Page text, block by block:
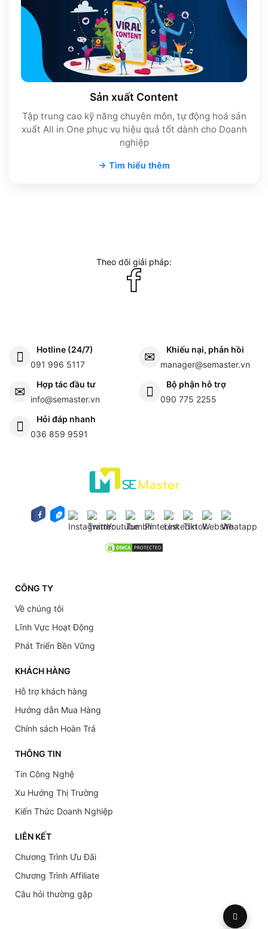
Sản xuất Content
Tập trung cao kỹ năng chuyên môn, tự động hoá sản
xuất All in One phục vụ hiệu quả tốt dành cho Doanh
nghiệp
→ Tìm hiểu thêm
Theo dõi giải pháp:
Hotline (24/7)
091 996 5117
Khiếu nại, phản hồi
manager@semaster.vn
Hợp tác đầu tư
info@semaster.vn
Bộ phận hỗ trợ
090 775 2255
Hỏi đáp nhanh
036 859 9591
CÔNG TY
Về chúng tôi
Lĩnh Vực Hoạt Động
Phát Triển Bền Vững
KHÁCH HÀNG
Hỗ trợ khách hàng
Hướng dẫn Mua Hàng
Chính sách Hoàn Trả
THÔNG TIN
Tin Công Nghệ
Xu Hướng Thị Trường
Kiến Thức Doanh Nghiệp
LIÊN KẾT
Chương Trình Ưu Đãi
Chương Trình Affiliate
Câu hỏi thường gặp